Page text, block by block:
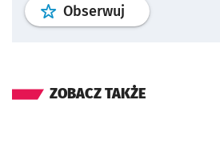
Obserwuj profil
ZOBACZ TAKŻE